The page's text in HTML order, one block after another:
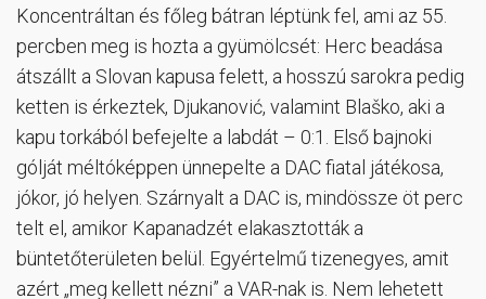
Koncentráltan és főleg bátran léptünk fel, ami az 55.
percben meg is hozta a gyümölcsét: Herc beadása
átszállt a Slovan kapusa felett, a hosszú sarokra pedig
ketten is érkeztek, Djukanović, valamint Blaško, aki a
kapu torkából befejelte a labdát – 0:1. Első bajnoki
gólját méltóképpen ünnepelte a DAC fiatal játékosa,
jókor, jó helyen. Szárnyalt a DAC is, mindössze öt perc
telt el, amikor Kapanadzét elakasztották a
büntetőterületen belül. Egyértelmű tizenegyes, amit
azért „meg kellett nézni” a VAR-nak is. Nem lehetett